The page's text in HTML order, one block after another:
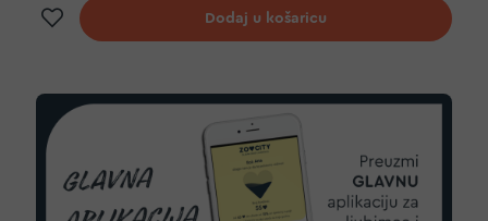
Dodaj na listu želja
Dodaj u košaricu